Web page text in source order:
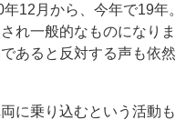
12月から、今年で19年。
れ一般的なものになりま
あると反対する声も依然
に乗り込むという活動も